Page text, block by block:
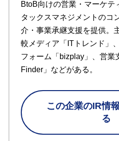
BtoB向けの営業・マーケテ
タックスマネジメントのコ
介・事業承継支援を提供。
較メディア「ITトレンド」
フォーム「bizplay」、営業
Finder」などがある。
この企業のIR情
る